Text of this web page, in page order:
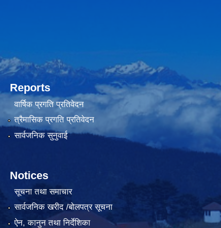
Reports
वार्षिक प्रगति प्रतिवेदन
त्रैमासिक प्रगति प्रतिवेदन
सार्वजनिक सुनुवाई
Notices
सूचना तथा समाचार
सार्वजनिक खरीद /बोलपत्र सूचना
ऐन, कानुन तथा निर्देशिका